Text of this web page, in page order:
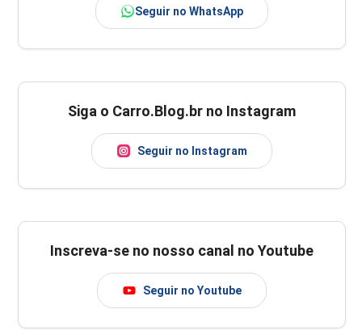
Seguir no WhatsApp
Siga o Carro.Blog.br no Instagram
Seguir no Instagram
Inscreva-se no nosso canal no Youtube
Seguir no Youtube